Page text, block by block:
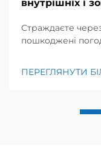
внутрішніх і
Страждаєте
пошкоджені
під тиском,
рентабельність
ПЕРЕГЛЯНУТИ